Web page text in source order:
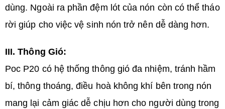
dùng. Ngoài ra phần đệm lót của nón còn có thể tháo
rời giúp cho việc vệ sinh nón trở nên dễ dàng hơn.
III. Thông Gió:
Poc P20 có hệ thống thông gió đa nhiệm, tránh hầm
bí, thông thoáng, điều hoà không khí bên trong nón
mang lại cảm giác dễ chịu hơn cho người dùng trong